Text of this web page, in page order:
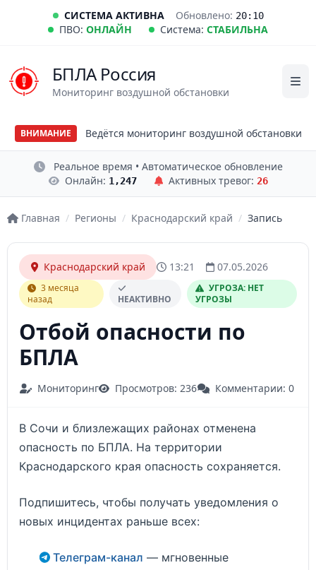
СИСТЕМА АКТИВНА Обновлено: 20:10
ПВО: ОНЛАЙН Система: СТАБИЛЬНА
БПЛА Россия
Мониторинг воздушной обстановки
ВНИМАНИЕ Ведётся мониторинг воздушной обстановки
Реальное время • Автоматическое обновление
Онлайн: 1,247 Активных тревог: 26
Главная / Регионы / Краснодарский край / Запись
Краснодарский край 13:21 07.05.2026
3 месяца
назад
НЕАКТИВНО
УГРОЗА: НЕТ
УГРОЗЫ
Отбой опасности по
БПЛА
Мониторинг Просмотров: 236 Комментарии: 0
В Сочи и близлежащих районах отменена
опасность по БПЛА. На территории
Краснодарского края опасность сохраняется.
Подпишитесь, чтобы получать уведомления о
новых инцидентах раньше всех:
Телеграм-канал — мгновенные